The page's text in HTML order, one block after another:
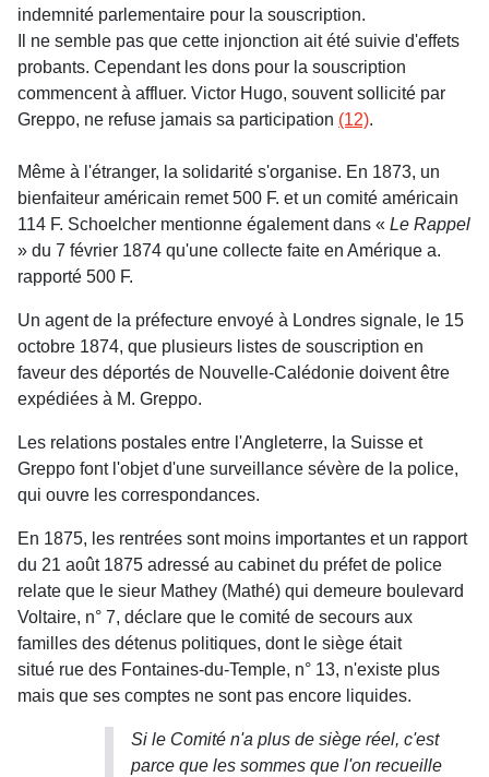
indemnité parlementaire pour la souscription.
Il ne semble pas que cette injonction ait été suivie d'effets
probants. Cependant les dons pour la souscription
commencent à affluer. Victor Hugo, souvent sollicité par
Greppo, ne refuse jamais sa participation (12).
Même à l'étranger, la solidarité s'organise. En 1873, un
bienfaiteur américain remet 500 F. et un comité américain
114 F. Schoelcher mentionne également dans « Le Rappel
» du 7 février 1874 qu'une collecte faite en Amérique a.
rapporté 500 F.
Un agent de la préfecture envoyé à Londres signale, le 15
octobre 1874, que plusieurs listes de souscription en
faveur des déportés de Nouvelle-Calédonie doivent être
expédiées à M. Greppo.
Les relations postales entre l'Angleterre, la Suisse et
Greppo font l'objet d'une surveillance sévère de la police,
qui ouvre les correspondances.
En 1875, les rentrées sont moins importantes et un rapport
du 21 août 1875 adressé au cabinet du préfet de police
relate que le sieur Mathey (Mathé) qui demeure boulevard
Voltaire, n° 7, déclare que le comité de secours aux
familles des détenus politiques, dont le siège était
situé rue des Fontaines-du-Temple, n° 13, n'existe plus
mais que ses comptes ne sont pas encore liquides.
Si le Comité n'a plus de siège réel, c'est
parce que les sommes que l'on recueille